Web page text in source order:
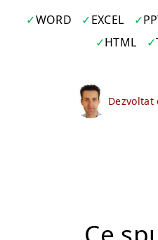
WORD EXCEL
HTML
Dezvoltat